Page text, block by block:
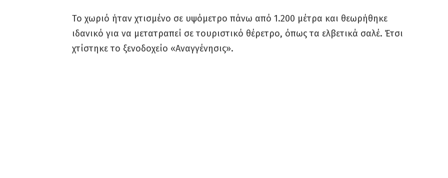
Το χωριό ήταν χτισμένο σε υψόμετρο πάνω από 1.200 μέτρα και θεωρήθηκε
ιδανικό για να μετατραπεί σε τουριστικό θέρετρο, όπως τα ελβετικά σαλέ. Έτσι
χτίστηκε το ξενοδοχείο «Αναγγένησις».